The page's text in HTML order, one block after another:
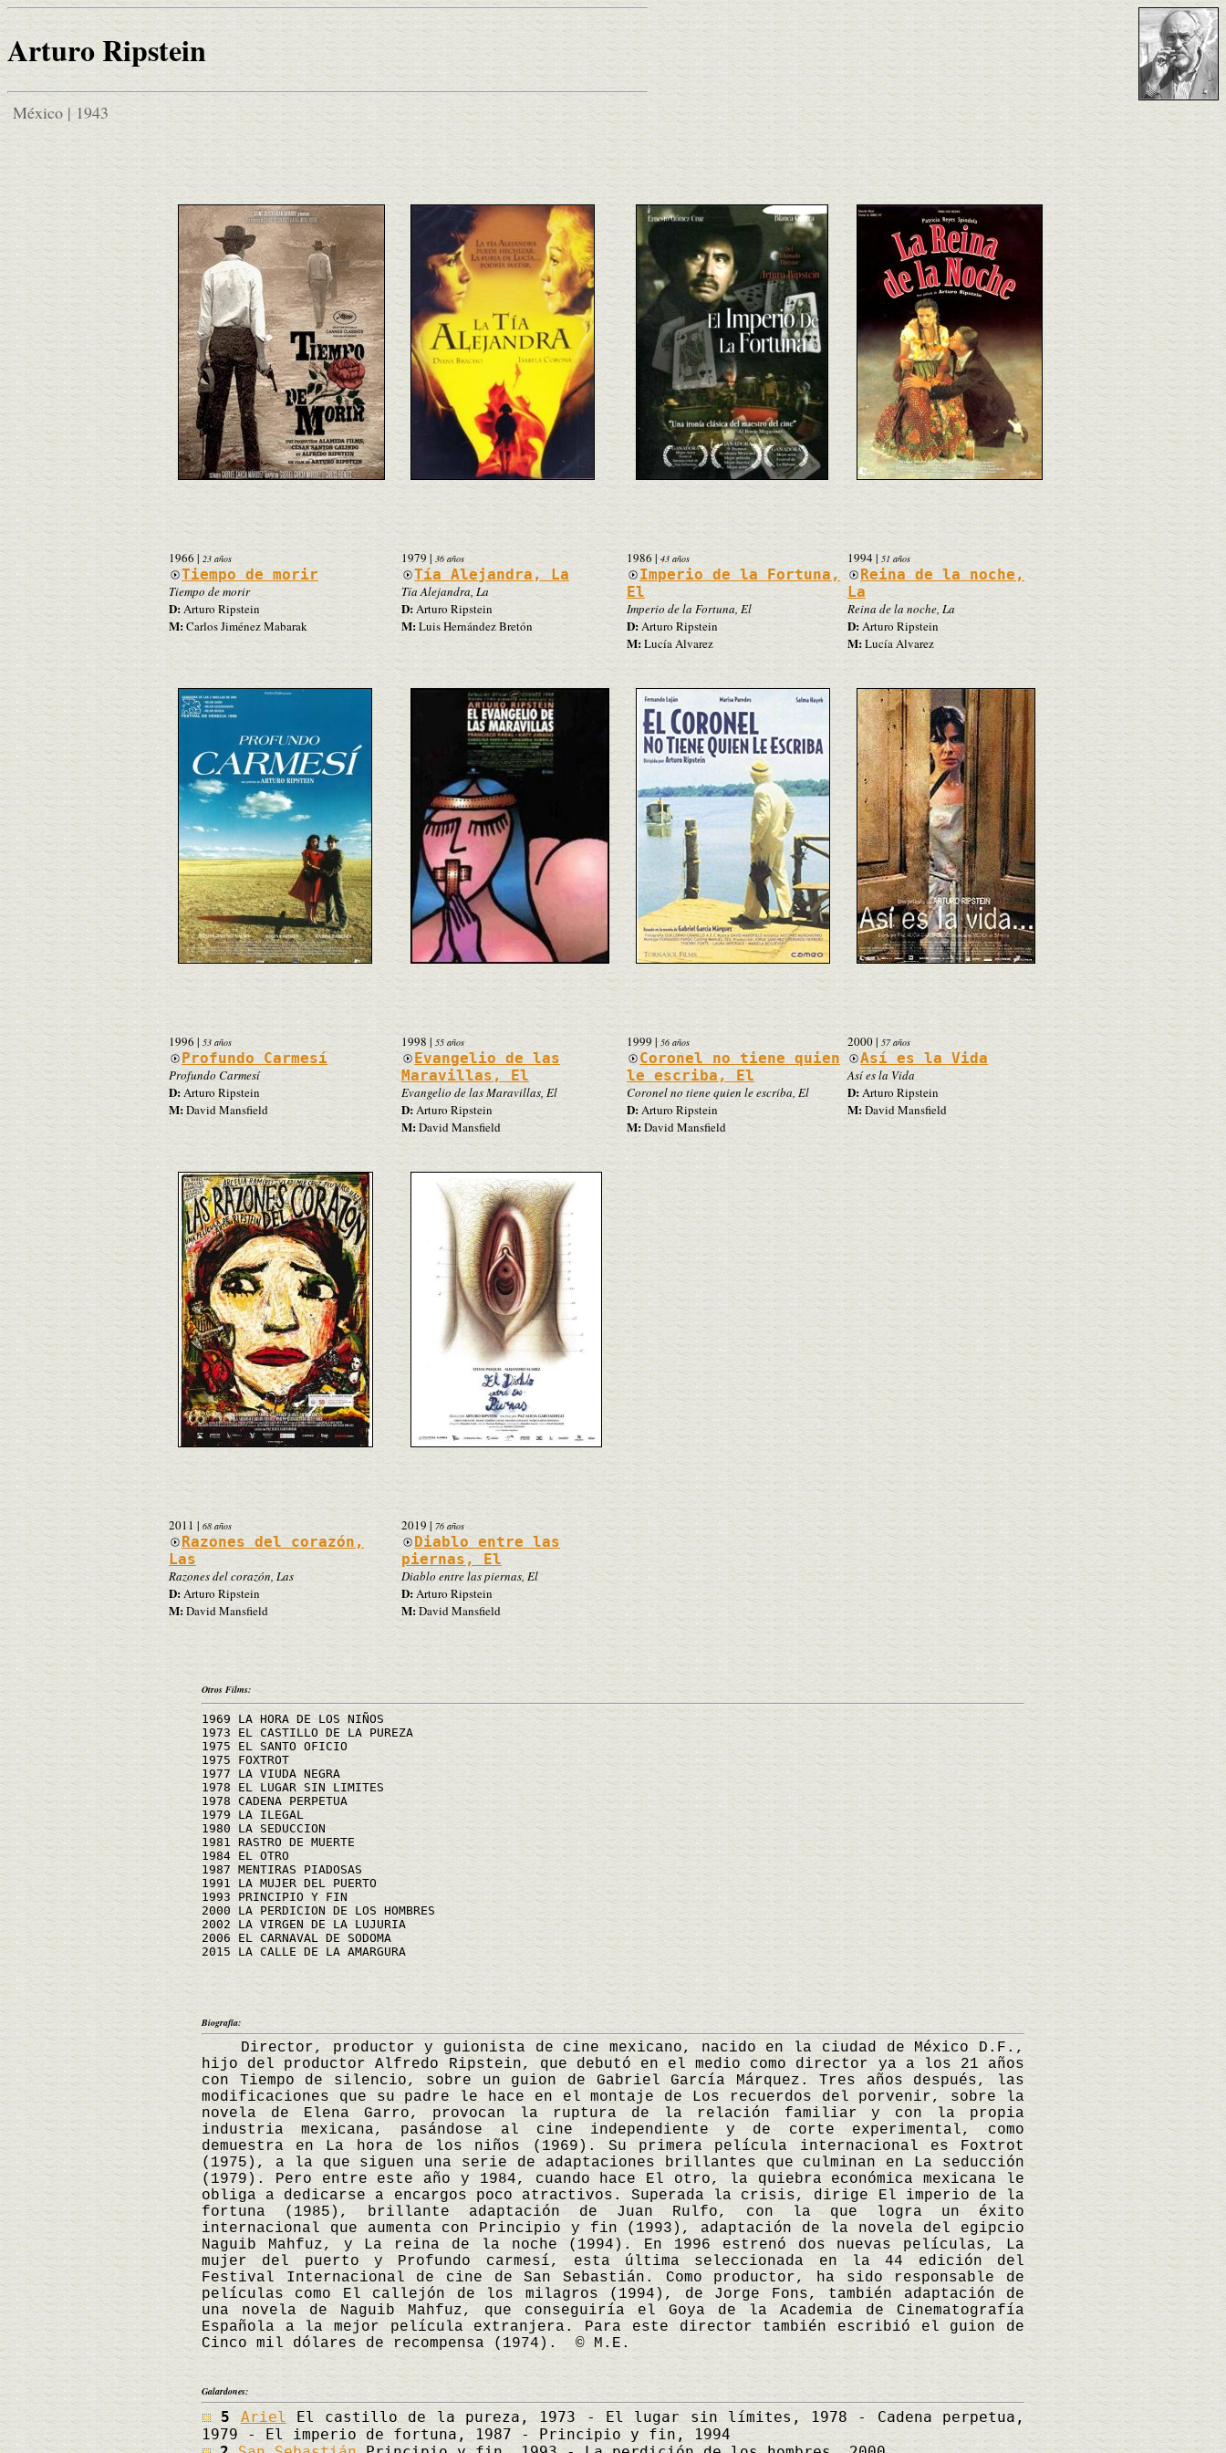
Arturo Ripstein
México | 1943
1966 | 23 años
Tiempo de morir
Tiempo de morir
D:Arturo Ripstein
M:Carlos Jiménez Mabarak
1979 | 36 años
Tía Alejandra, La
Tía Alejandra, La
D:Arturo Ripstein
M:Luis Hernández Bretón
1986 | 43 años
Imperio de la Fortuna,
El
Imperio de la Fortuna, El
D:Arturo Ripstein
M:Lucía Alvarez
1994| 51 años
Reina de la noche,
La
Reina de la noche, La
D:Arturo Ripstein
M:Lucía Alvarez
1996 | 53 años
Profundo Carmesí
Profundo Carmesí
D:Arturo Ripstein
M:David Mansfield
1998 | 55 años
Evangelio de las
Maravillas, El
Evangelio de las Maravillas, El
D:Arturo Ripstein
M:David Mansfield
1999 | 56 años
Coronel no tiene quien
le escriba, El
Coronel no tiene quien le escriba, El
D: Arturo Ripstein
M: David Mansfield
2000| 57 años
Así es la Vida
Así es la Vida
D:Arturo Ripstein
M:David Mansfield
2011 | 68 años
Razones del corazón,
Las
Razones del corazón, Las
D:Arturo Ripstein
M:David Mansfield
2019 | 76 años
Diablo entre las
piernas, El
Diablo entre las piernas, El
D:Arturo Ripstein
M:David Mansfield
Otros Films:
1969 LA HORA DE LOS NIÑOS
1973 EL CASTILLO DE LA PUREZA
1975 EL SANTO OFICIO
1975 FOXTROT
1977 LA VIUDA NEGRA
1978 EL LUGAR SIN LIMITES
1978 CADENA PERPETUA
1979 LA ILEGAL
1980 LA SEDUCCION
1981 RASTRO DE MUERTE
1984 EL OTRO
1987 MENTIRAS PIADOSAS
1991 LA MUJER DEL PUERTO
1993 PRINCIPIO Y FIN
2000 LA PERDICION DE LOS HOMBRES
2002 LA VIRGEN DE LA LUJURIA
2006 EL CARNAVAL DE SODOMA
2015 LA CALLE DE LA AMARGURA
Biografía:
Director, productor y guionista de cine mexicano, nacido en la ciudad de México D.F.,
hijo del productor Alfredo Ripstein, que debutó en el medio como director ya a los 21 años
con Tiempo de silencio, sobre un guion de Gabriel García Márquez. Tres años después, las
modificaciones que su padre le hace en el montaje de Los recuerdos del porvenir, sobre la
novela de Elena Garro, provocan la ruptura de la relación familiar y con la propia
industria mexicana, pasándose al cine independiente y de corte experimental, como
demuestra en La hora de los niños (1969). Su primera película internacional es Foxtrot
(1975), a la que siguen una serie de adaptaciones brillantes que culminan en La seducción
(1979). Pero entre este año y 1984, cuando hace El otro, la quiebra económica mexicana le
obliga a dedicarse a encargos poco atractivos. Superada la crisis, dirige El imperio de la
fortuna (1985), brillante adaptación de Juan Rulfo, con la que logra un éxito
internacional que aumenta con Principio y fin (1993), adaptación de la novela del egipcio
Naguib Mahfuz, y La reina de la noche (1994). En 1996 estrenó dos nuevas películas, La
mujer del puerto y Profundo carmesí, esta última seleccionada en la 44 edición del
Festival Internacional de cine de San Sebastián. Como productor, ha sido responsable de
películas como El callejón de los milagros (1994), de Jorge Fons, también adaptación de
una novela de Naguib Mahfuz, que conseguiría el Goya de la Academia de Cinematografía
Española a la mejor película extranjera. Para este director también escribió el guion de
Cinco mil dólares de recompensa (1974). © M.E.
Galardones:
5Ariel El castillo de la pureza, 1973 - El lugar sin límites, 1978 - Cadena perpetua,
1979 - El imperio de fortuna, 1987 - Principio y fin, 1994